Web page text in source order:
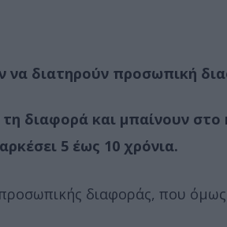
να διατηρούν προσωπική
τη διαφορά και μπαίνουν
5 έως 10 χρόνια.
διαφοράς, που όμως